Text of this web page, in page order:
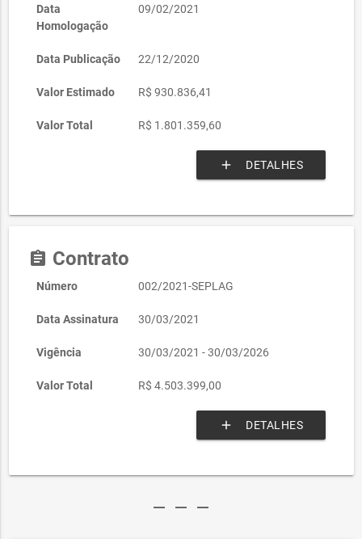
Data
Homologação
09/02/2021
Data Publicação 22/12/2020
Valor Estimado R$ 930.836,41
Valor Total R$ 1.801.359,60
add DETALHES
assignment Contrato
Número 002/2021-SEPLAG
Data Assinatura 30/03/2021
Vigência 30/03/2021 - 30/03/2026
Valor Total R$ 4.503.399,00
add DETALHES
remove remove remove